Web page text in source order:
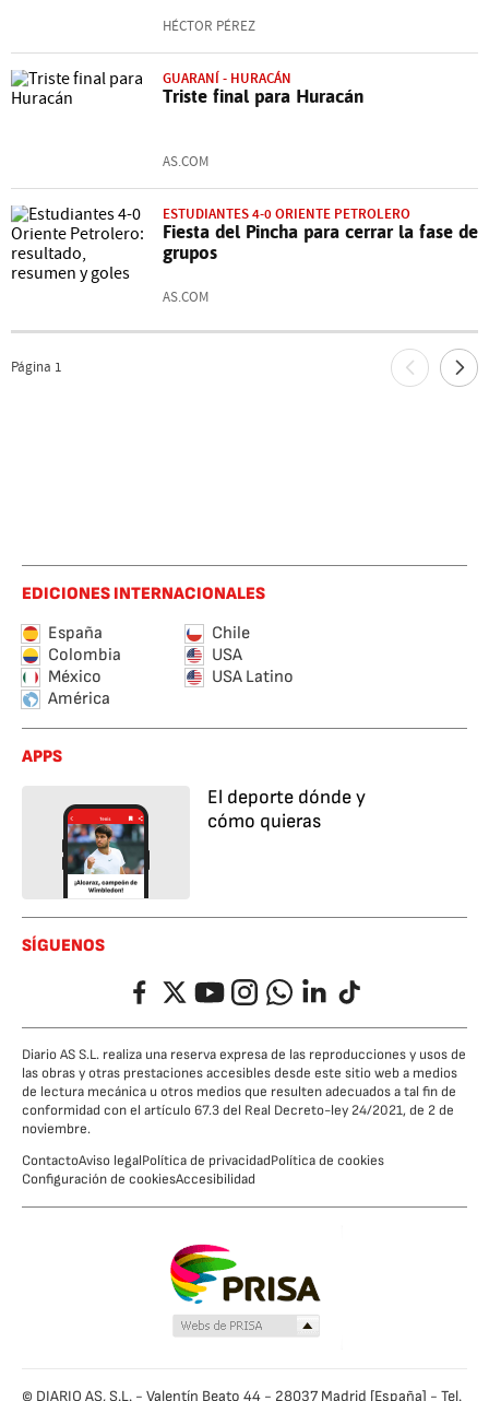
HÉCTOR PÉREZ
GUARANÍ - HURACÁN
Triste final para Huracán
AS.COM
ESTUDIANTES 4-0 ORIENTE PETROLERO
Fiesta del Pincha para cerrar la fase de
grupos
AS.COM
Página 1
EDICIONES INTERNACIONALES
España
Chile
Colombia
USA
México
USA Latino
América
APPS
El deporte dónde y
cómo quieras
SÍGUENOS
FacebookTwitterYouTubeInstagramWhatsappLinkedIn
TikTok
Diario AS S.L. realiza una reserva expresa de las reproducciones y usos de
las obras y otras prestaciones accesibles desde este sitio web a medios
de lectura mecánica u otros medios que resulten adecuados a tal fin de
conformidad con el artículo 67.3 del Real Decreto-ley 24/2021, de 2 de
noviembre.
ContactoAviso legalPolítica de privacidadPolítica de cookies
Configuración de cookiesAccesibilidad
© DIARIO AS, S.L. - Valentín Beato 44 - 28037 Madrid [España] - Tel.